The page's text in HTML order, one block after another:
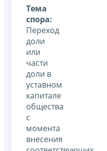
Тема
спора:
Переход
доли
или
части
доли в
уставном
капитале
общества
с
момента
внесения